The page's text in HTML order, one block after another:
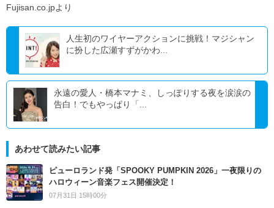
Fujisan.co.jpより
人生初のワイヤーアクションに挑戦！マジシャン
に扮した広瀬すずがかわ...
永遠の愛人・橋本マナミ、しっぽりする夜を涙涙の
告白！でもやっぱり「...
あわせて読みたい記事
ピューロランド発「SPOOKY PUMPKIN 2026」一夜限りの
ハロウィーン音楽フェス開催決定！
07月31日 15時00分